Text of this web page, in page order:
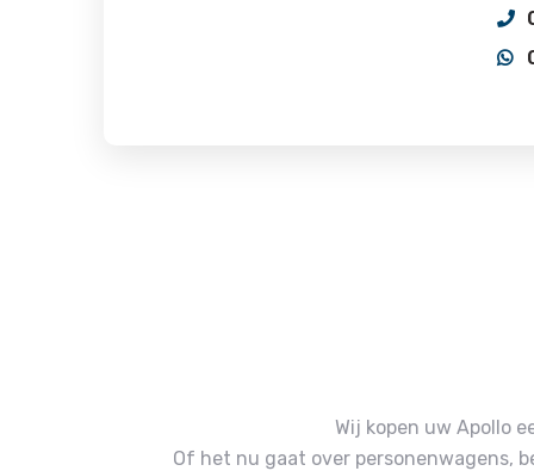
Wij kopen uw Apollo
Of het nu gaat over personenwagens,